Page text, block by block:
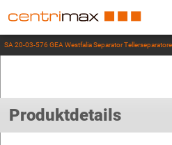
SA 20-03-576 GEA Westfalia Separator
Produktdetails